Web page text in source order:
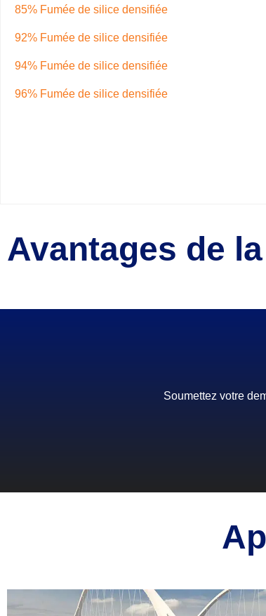
85% Fumée de silice densifiée
92% Fumée de silice densifiée
94% Fumée de silice densifiée
96% Fumée de silice densifiée
Avantages de
Soumettez votre